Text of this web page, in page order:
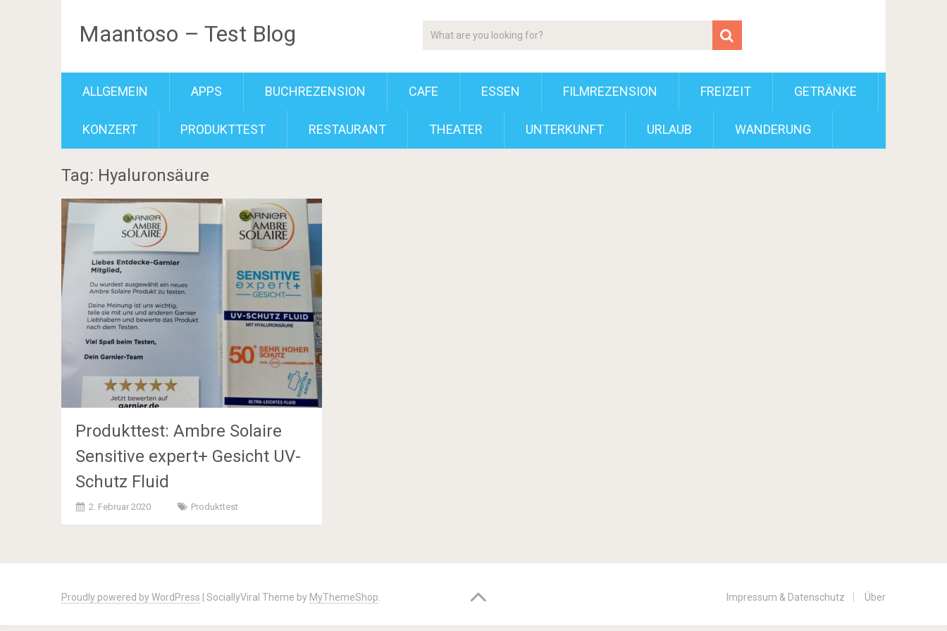
Maantoso – Test Blog
ALLGEMEIN APPS BUCHREZENSION CAFE ESSEN FILMREZENSION FREIZEIT GETRÄNKE
KONZERT PRODUKTTEST RESTAURANT THEATER UNTERKUNFT URLAUB WANDERUNG
Tag: Hyaluronsäure
Produkttest: Ambre Solaire
Sensitive expert+ Gesicht UV-
Schutz Fluid
2. Februar 2020 Produkttest
navigation
Proudly powered by WordPress SociallyViral Theme by MyThemeShop Impressum & Datenschutz Über